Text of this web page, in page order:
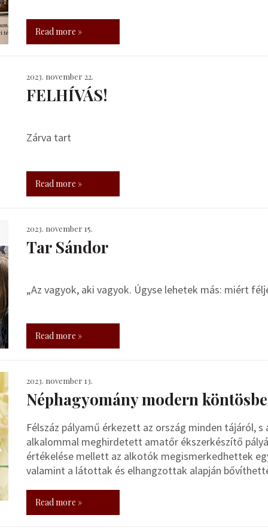
Read more »
2023. november 22.
FELHÍVÁS!
Zárva tart
Read more »
2023. november 15.
Tar Sándor
„Az vagyok, aki vagyok. Úgyse lehetek más: miért
Read more »
2023. november 13.
Néphagyomány modern
Félszáz pályamű érkezett az ország minden tájáról,
alkalommal meghirdetett amatőr ékszerkészítő
értékelése mellett az alkotók megismerkedhettek
valamint a látottak és elhangzottak alapján
Read more »